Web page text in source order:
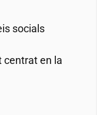
socials
centrat en la